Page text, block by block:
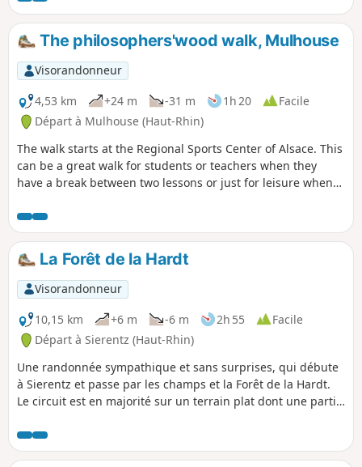
The philosophers'wood walk, Mulhouse
Visorandonneur
4,53 km
+24 m -31 m 1h 20
Facile
Départ à Mulhouse (Haut-Rhin)
The walk starts at the Regional Sports Center of Alsace. This
can be a great walk for students or teachers when they
have a break between two lessons or just for leisure when
La Forêt de la Hardt
Visorandonneur
10,15 km
+6 m -6 m 2h 55
Facile
Départ à Sierentz (Haut-Rhin)
Une randonnée sympathique et sans surprises, qui débute
à Sierentz et passe par les champs et la Forêt de la Hardt.
Le circuit est en majorité sur un terrain plat dont une partie
aux cyclistes.